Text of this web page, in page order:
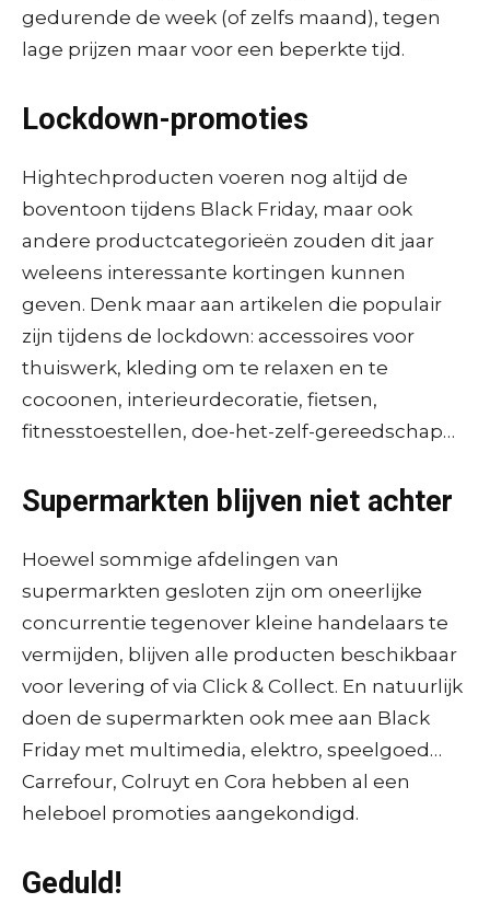
gedurende de week (of zelfs maand), tegen
lage prijzen maar voor een beperkte tijd.
Lockdown-promoties
Hightechproducten voeren nog altijd de
boventoon tijdens Black Friday, maar ook
andere productcategorieën zouden dit jaar
weleens interessante kortingen kunnen
geven. Denk maar aan artikelen die populair
zijn tijdens de lockdown: accessoires voor
thuiswerk, kleding om te relaxen en te
cocoonen, interieurdecoratie, fietsen,
fitnesstoestellen, doe-het-zelf-gereedschap…
Supermarkten blijven niet achter
Hoewel sommige afdelingen van
supermarkten gesloten zijn om oneerlijke
concurrentie tegenover kleine handelaars te
vermijden, blijven alle producten beschikbaar
voor levering of via Click & Collect. En natuurlijk
doen de supermarkten ook mee aan Black
Friday met multimedia, elektro, speelgoed…
Carrefour, Colruyt en Cora hebben al een
heleboel promoties aangekondigd.
Geduld!